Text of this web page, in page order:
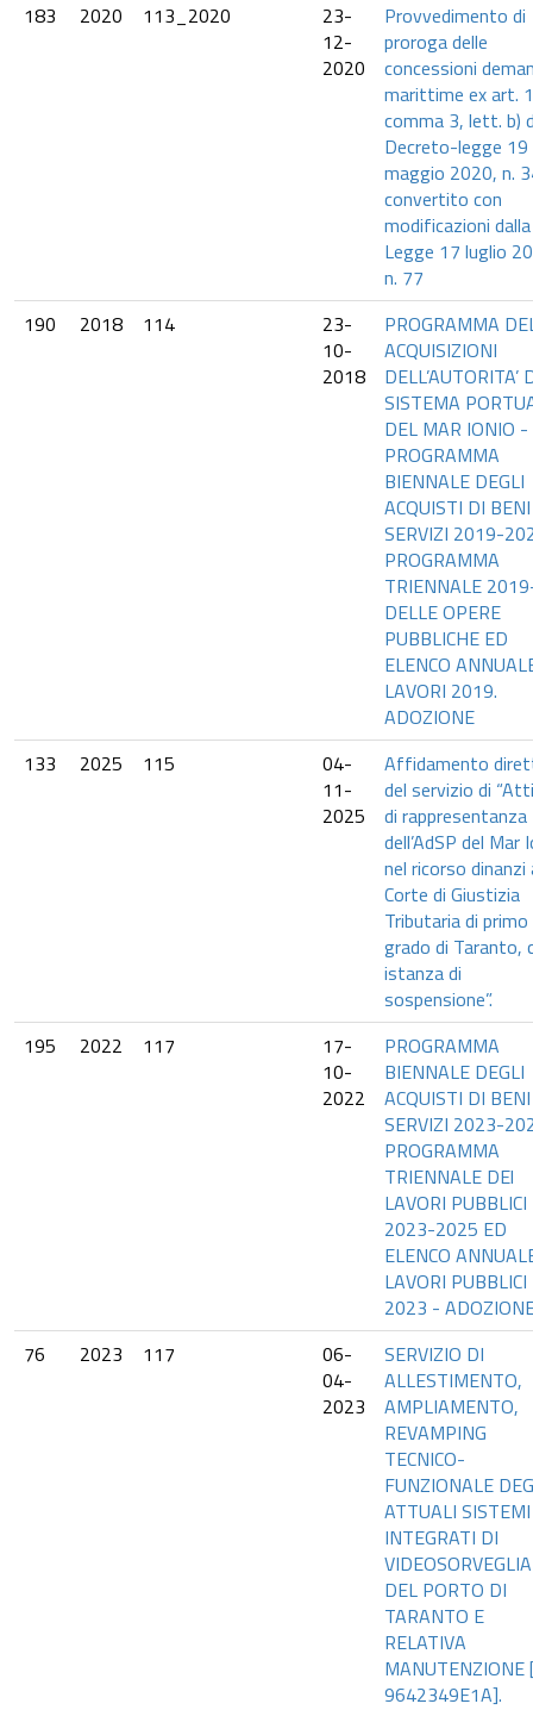
183
2020 113_2020
23-
12-
2020
Provvedimento di
proroga delle
concessioni
marittime ex art.
comma 3, lett. b)
Decreto-legge 19
maggio 2020, n.
convertito con
modificazioni dalla
Legge 17 luglio
n. 77
190
2018 114
23-
10-
2018
PROGRAMMA
ACQUISIZIONI
DELL’AUTORITA’
SISTEMA
DEL MAR IONIO -
PROGRAMMA
BIENNALE DEGLI
ACQUISTI DI
SERVIZI 2019-
PROGRAMMA
TRIENNALE
DELLE OPERE
PUBBLICHE ED
ELENCO
LAVORI 2019.
ADOZIONE
133
2025 115
04-
11-
2025
Affidamento
del servizio di
di rappresentanza
dell’AdSP del Mar
nel ricorso dinanzi
Corte di Giustizia
Tributaria di primo
grado di Taranto,
istanza di
sospensione”.
195
2022 117
17-
10-
2022
PROGRAMMA
BIENNALE DEGLI
ACQUISTI DI
SERVIZI 2023-
PROGRAMMA
TRIENNALE DEl
LAVORI PUBBLICI
2023-2025 ED
ELENCO
LAVORI PUBBLICI
2023 -
76
2023 117
06-
04-
2023
SERVIZIO DI
ALLESTIMENTO,
AMPLIAMENTO,
REVAMPING
TECNICO-
FUNZIONALE
ATTUALI SISTEMI
INTEGRATI DI
DEL PORTO DI
TARANTO E
RELATIVA
MANUTENZIONE
9642349E1A].